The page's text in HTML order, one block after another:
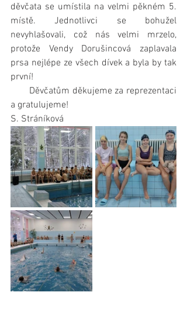
děvčata se umístila na velmi pěkném 5.
místě. Jednotlivci se bohužel
nevyhlašovali, což nás velmi mrzelo,
protože Vendy Dorušincová zaplavala
prsa nejlépe ze všech dívek a byla by tak
první!
a gratulujeme!
S. Stráníková